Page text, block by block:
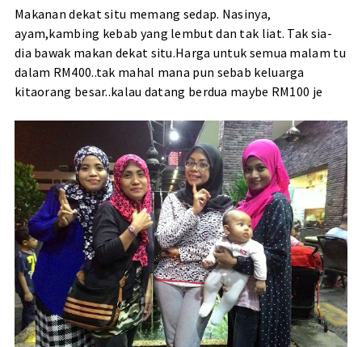
Makanan dekat situ memang sedap. Nasinya,
ayam,kambing kebab yang lembut dan tak liat. Tak sia-
dia bawak makan dekat situ.Harga untuk semua malam tu
dalam RM400..tak mahal mana pun sebab keluarga
kitaorang besar..kalau datang berdua maybe RM100 je